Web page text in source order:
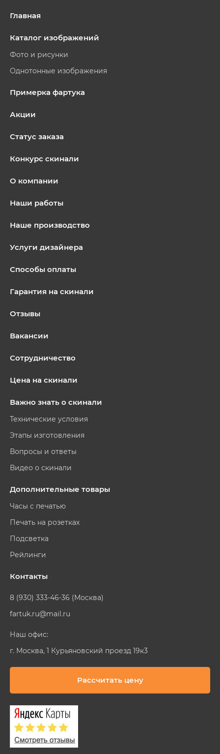
Главная
Каталог изображений
Фото и рисунки
Однотонные изображения
Примерка фартука
Акции
Статус заказа
Конкурс скинали
О компании
Наши работы
Наше производство
Услуги дизайнера
Способы оплаты
Гарантия на скинали
Отзывы
Вакансии
Сотрудничество
Цена на скинали
Важно знать о скинали
Технические условия
Этапы изготовления
Вопросы и ответы
Видео о скинали
Дополнительные товары
Часы с печатью
Печать на розетках
Подсветка
Рейлинги
Контакты
8 (930) 333-46-36 (Москва)
fartuk.ru@mail.ru
Наш офис:
г. Москва, 1 Курьяновский проезд 19к3
Рассчитать цену